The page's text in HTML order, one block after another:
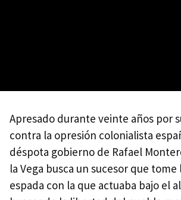
Apresado durante veinte años por
contra la opresión colonialista
déspota gobierno de Rafael
la Vega busca un sucesor que tome
espada con la que actuaba bajo el